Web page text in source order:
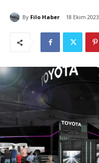
By Filo Haber 18 Ekim 2023